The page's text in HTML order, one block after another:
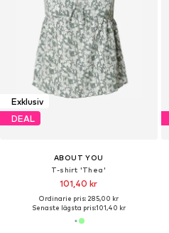
Exklusiv
DEAL
ABOUT YOU
T-shirt 'Thea'
101,40 kr
Ordinarie pris: 285,00 kr
Senaste lägsta pris:101,40 kr